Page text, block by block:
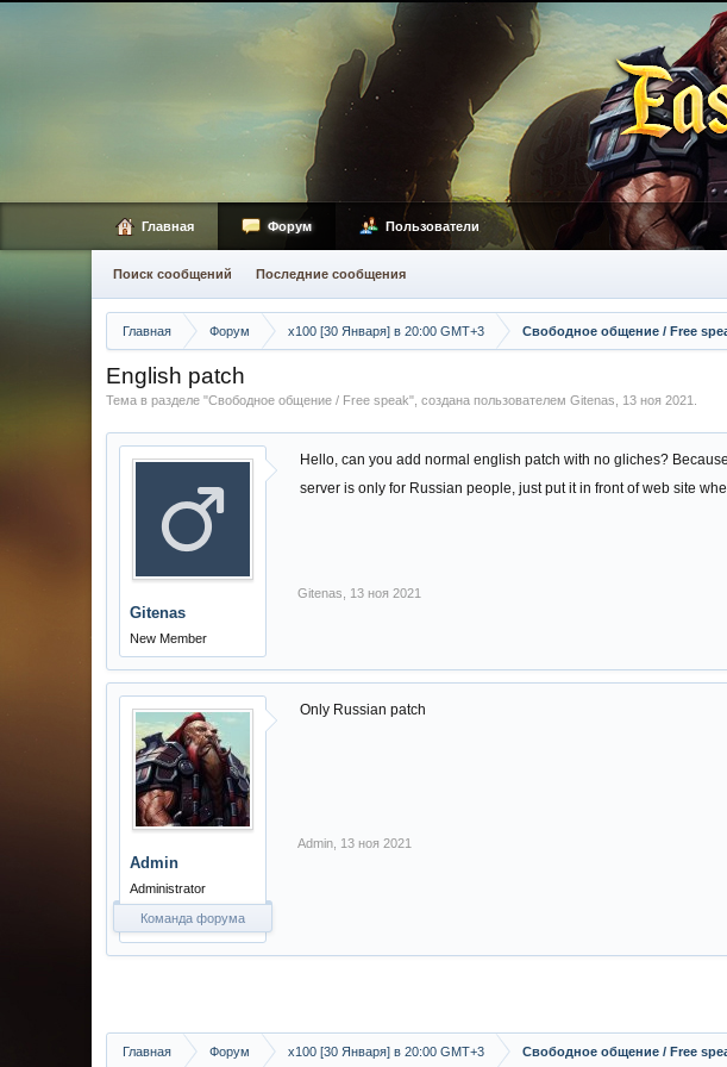
Главная Форум х100 [30 Января] в 20:00 GMT+3 Свободное общение / Free
English patch
Тема в разделе "Свободное общение / Free speak", создана пользователем Gitenas 13 ноя 2021
Gitenas
New Member
Hello, can you add normal english patch with no gliches?
server is only for Russian people, just put it in front of web site
Gitenas 13 ноя 2021
Admin
Administrator
Команда форума
Only Russian patch
Admin 13 ноя 2021
Главная Форум х100 [30 Января] в 20:00 GMT+3 Свободное общение / Free
Главная Форум
Поиск сообщений Последние сообщения
Пользователи